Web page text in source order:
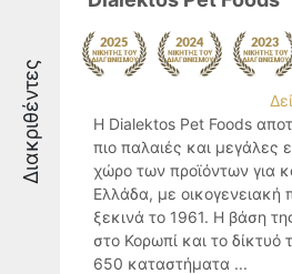
Διακριθέντες
Η Dialektos Pet Foods
πιο παλαιές και μεγάλες
χώρο των προϊόντων για
Ελλάδα, με οικογενειακή
ξεκινά το 1961. Η βάση
στο Κορωπί και το δίκτυό
650 καταστήματα ...